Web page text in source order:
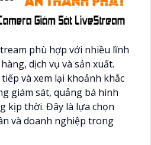
phù hợp với nhiều lĩnh
dịch vụ và sản xuất.
và xem lại khoảnh khắc
giám sát, quảng bá hình
kịp thời. Đây là lựa chọn
và doanh nghiệp trong